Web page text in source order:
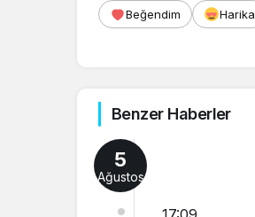
Beğendim Harika
Benzer Haberler
5
Ağustos